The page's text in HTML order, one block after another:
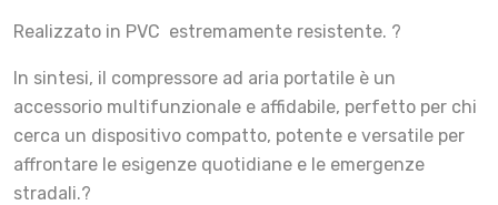
Realizzato in PVC estremamente resistente. ?
In sintesi, il compressore ad aria portatile è un
accessorio multifunzionale e affidabile, perfetto per chi
cerca un dispositivo compatto, potente e versatile per
affrontare le esigenze quotidiane e le emergenze
stradali.?